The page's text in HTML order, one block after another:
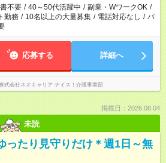
不要 / 40～50代活躍中 / 副業・WワークOK /
勤務 / 10名以上の大量募集 / 電話対応なし / パ
応募する 詳細へ
式会社ネオキャリア ナイス！介護事業部
掲載日：2026.08.04
未読
ったり見守りだけ＊週1日～無